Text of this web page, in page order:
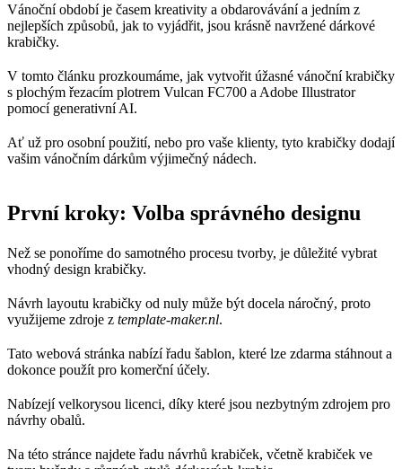
Vánoční období je časem kreativity a obdarovávání a jedním z
nejlepších způsobů, jak to vyjádřit, jsou krásně navržené dárkové
krabičky.
V tomto článku prozkoumáme, jak vytvořit úžasné vánoční krabičky
s plochým řezacím plotrem Vulcan FC700 a Adobe Illustrator
pomocí generativní AI.
Ať už pro osobní použití, nebo pro vaše klienty, tyto krabičky dodají
vašim vánočním dárkům výjimečný nádech.
První kroky: Volba správného designu
Než se ponoříme do samotného procesu tvorby, je důležité vybrat
vhodný design krabičky.
Návrh layoutu krabičky od nuly může být docela náročný, proto
využijeme zdroje z template-maker.nl.
Tato webová stránka nabízí řadu šablon, které lze zdarma stáhnout a
dokonce použít pro komerční účely.
Nabízejí velkorysou licenci, díky které jsou nezbytným zdrojem pro
návrhy obalů.
Na této stránce najdete řadu návrhů krabiček, včetně krabiček ve